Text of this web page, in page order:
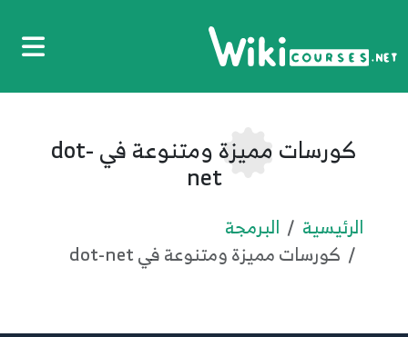
كورسات مميزة ومتنوعة في dot-
net
الرئيسية
البرمجة
كورسات مميزة ومتنوعة في dot-net